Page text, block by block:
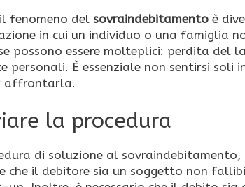
fenomeno del sovraindebitamento è
in cui un individuo o una famiglia
possono essere molteplici: perdita del
È essenziale non sentirsi soli
affrontarla.
la procedura
di soluzione al
il debitore sia un soggetto non